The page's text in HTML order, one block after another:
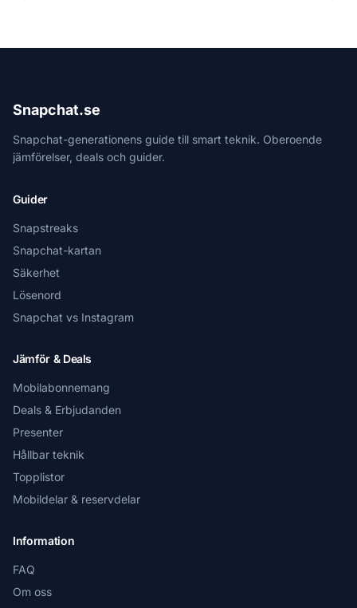
Snapchat.se
Snapchat-generationens guide till smart teknik. Oberoende
jämförelser, deals och guider.
Guider
Snapstreaks
Snapchat-kartan
Säkerhet
Lösenord
Snapchat vs Instagram
Jämför & Deals
Mobilabonnemang
Deals & Erbjudanden
Presenter
Hållbar teknik
Topplistor
Mobildelar & reservdelar
Information
FAQ
Om oss